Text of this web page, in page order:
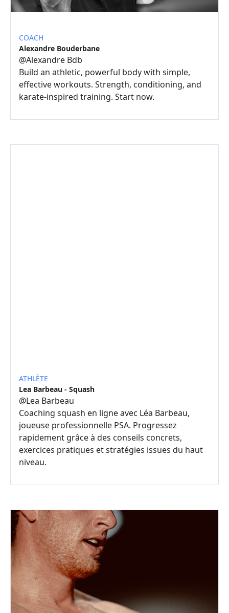
COACH
Alexandre Bouderbane
@Alexandre Bdb
Build an athletic, powerful body with simple,
effective workouts. Strength, conditioning, and
karate-inspired training. Start now.
ATHLÈTE
Lea Barbeau - Squash
@Lea Barbeau
Coaching squash en ligne avec Léa Barbeau,
joueuse professionnelle PSA. Progressez
rapidement grâce à des conseils concrets,
exercices pratiques et stratégies issues du haut
niveau.